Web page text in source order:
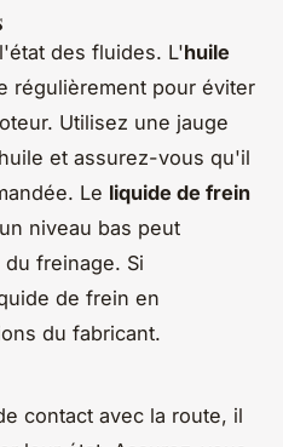
des fluides. L'huile
régulièrement pour éviter
Utilisez une jauge
et assurez-vous qu'il
Le liquide de frein
niveau bas peut
freinage. Si
de frein en
du fabricant.
contact avec la route, il